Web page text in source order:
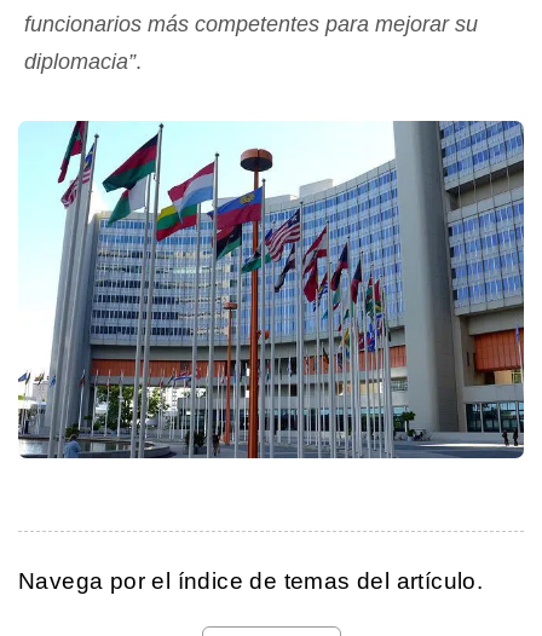
funcionarios más competentes para mejorar su
diplomacia”.
Navega por el índice de temas del artículo.